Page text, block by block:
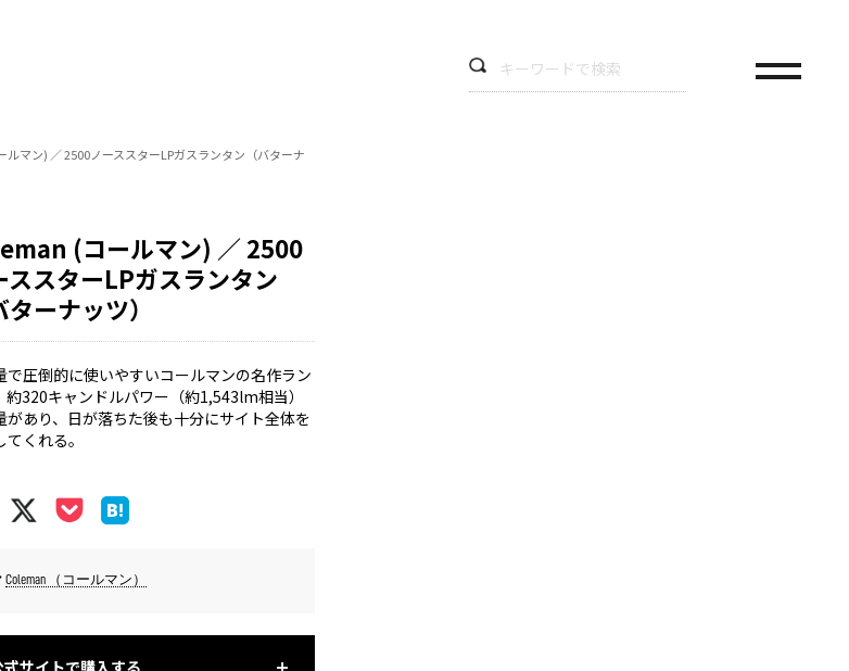
ルマン) ／ 2500ノーススターLPガスランタン（バターナ
デザイン、バターナッツのカラーがおしゃれ。 マントルはワイヤークリップでワンタッチ取り付け可能。
(コールマン) ／ 2500
ススターLPガスランタン
ターナッツ）
で圧倒的に使いやすいコールマンの名作ラン
約320キャンドルパワー（約1,543lm相当）
があり、日が落ちた後も十分にサイト全体を
てくれる。
Coleman （コールマン）
式サイトで購入する